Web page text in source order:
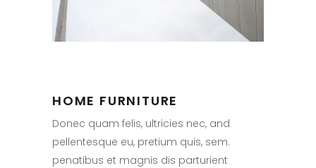
HOME FURNITURE
Donec quam felis, ultricies nec, and
pellentesque eu, pretium quis, sem.
penatibus et magnis dis parturient